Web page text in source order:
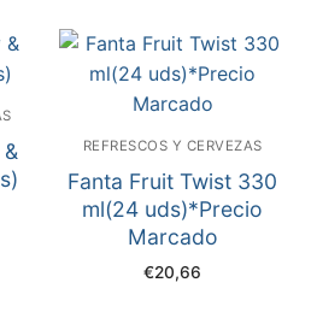
REFRESCOS Y CERVEZAS
Fanta Fruit Twist 330
ml(24 uds)*Precio
Marcado
€20,66